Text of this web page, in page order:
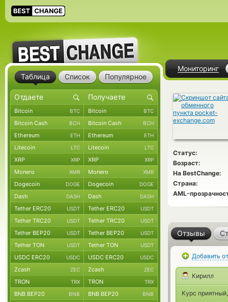
Мониторинг
Статус:
Возраст:
На BestChange:
Страна:
AML-
Отзывы
Добавить
Кирилл
Курс
Таблица Список Популярное
Bitcoin BTC Bitcoin BTC
Bitcoin Cash BCH Bitcoin Cash BCH
Ethereum ETH Ethereum ETH
Litecoin LTC Litecoin LTC
XRP XRP XRP XRP
Monero XMR Monero XMR
Dogecoin DOGE Dogecoin DOGE
Dash DASH Dash DASH
Tether ERC20 USDT Tether ERC20 USDT
Tether TRC20 USDT Tether TRC20 USDT
Tether BEP20 USDT Tether BEP20 USDT
Tether TON USDT Tether TON USDT
USDC ERC20 USDC USDC ERC20 USDC
Zcash ZEC Zcash ZEC
TRON TRX TRON TRX
BNB BEP20 BNB BNB BEP20 BNB